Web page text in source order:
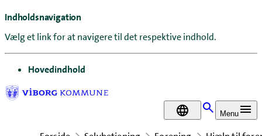
Indholdsnavigation
Vælg et link for at navigere til det respektive indhold.
gå til
Hovedindhold
DA Menu